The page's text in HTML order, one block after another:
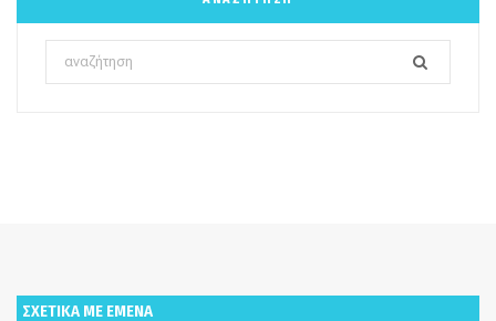
Search
for:
ΣΧΕΤΙΚΑ ΜΕ ΕΜΕΝΑ